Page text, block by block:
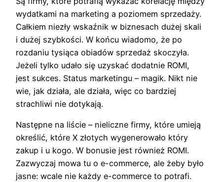
wydatkami na marketing a poziomem sprzedaży.
Całkiem niezły wskaźnik w biznesach dużej skali
i dużej szybkości. W końcu wiadomo, że po
rozdaniu tysiąca obiadów sprzedaż skoczyła.
Jeżeli tylko udało się uzyskać dodatnie ROMI,
jest sukces. Status marketingu – magik. Nikt nie
wie, jak działa, ale działa, więc co bardziej
strachliwi nie dotykają.
Następne na liście – nieliczne firmy, które umieją
określić, które X złotych wygenerowało który
zakup i u kogo. W bonusie jest również ROMI.
Zazwyczaj mowa tu o e-commerce, ale żeby było
jasne: wcale nie każdy e-commerce to potrafi.